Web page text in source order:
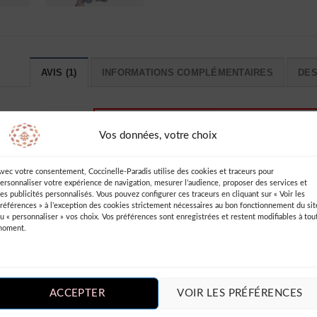
Vos données, votre choix
votre consentement, Coccinelle-Paradis utilise des cookies et traceurs pour
votre expérience de navigation, mesurer l’audience, proposer des services et
publicités personnalisés. Vous pouvez configurer ces traceurs en cliquant sur « Voir les
» à l’exception des cookies strictement nécessaires au bon fonctionnement du
« personnaliser » vos choix. Vos préférences sont enregistrées et restent modifiables à
ACCEPTER VOIR LES PRÉFÉRENCES
AVIS (1) INFORMATIONS COMPLÉMENTAIRES
!
légère et
lorsque
seul petit
taille est un
rien ma
superbe
Ajouter un Avis
Vous devez êtreconnectépour publier
un avis.